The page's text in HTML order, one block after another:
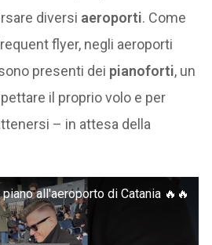
diversi aeroporti. Come
flyer, negli aeroporti
presenti dei pianoforti, un
il proprio volo e per
– in attesa della
all'aeroporto di Catania 🔥🔥